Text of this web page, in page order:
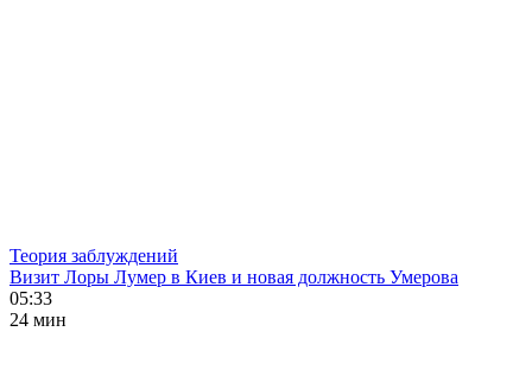
Теория заблуждений
Визит Лоры Лумер в Киев и новая должность Умерова
05:33
24 мин